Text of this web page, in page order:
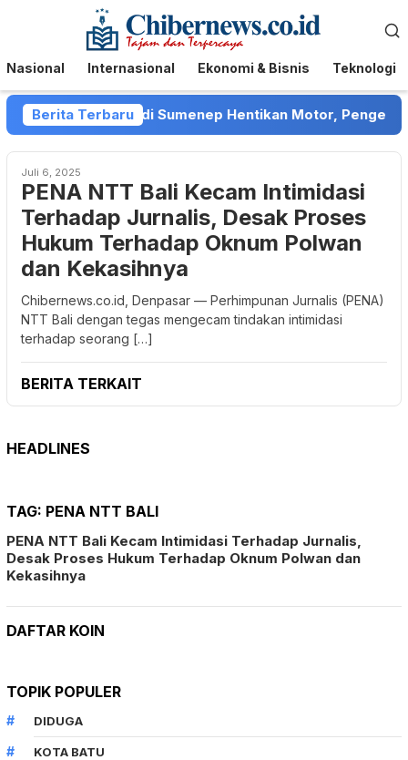
Menu
Mobile
Nasional Internasional Ekonomi & Bisnis Teknologi
Berita Terbaru
Debt Collector di Sumenep Hentikan Motor,
Juli 6, 2025
PENA NTT Bali Kecam Intimidasi
Terhadap Jurnalis, Desak Proses
Hukum Terhadap Oknum Polwan
dan Kekasihnya
Chibernews.co.id, Denpasar — Perhimpunan Jurnalis (PENA)
NTT Bali dengan tegas mengecam tindakan intimidasi
terhadap seorang […]
BERITA TERKAIT
HEADLINES
TAG: PENA NTT BALI
PENA NTT Bali Kecam Intimidasi Terhadap Jurnalis,
Desak Proses Hukum Terhadap Oknum Polwan dan
Kekasihnya
DAFTAR KOIN
TOPIK POPULER
DIDUGA
KOTA BATU